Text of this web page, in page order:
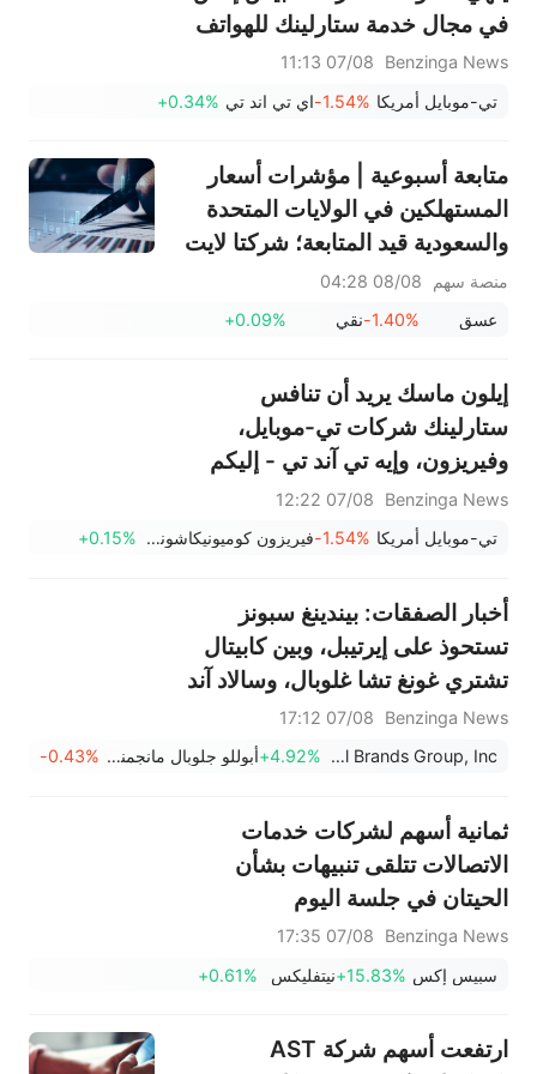
في مجال خدمة ستارلينك للهواتف
المحمولة، بينما تضخ شركة ماسك
مليارات الدولارات في شراء الطيف
Benzinga News
07/08 11:13
تي-موبايل أمريكا -1.54%اي تي اند تي +0.34%
متابعة أسبوعية | مؤشرات أسعار
المستهلكين في الولايات المتحدة
والسعودية قيد المتابعة؛ شركتا لايت
وكور تعلنان عن أرباحهما؛ فعاليات
توزيع الأرباح لشركات سابك أغري-
وسابك (2010)
منصة سهم
08/08 04:28
عسق
-1.40%نقي +0.09%
إيلون ماسك يريد أن تنافس
ستارلينك شركات تي-موبايل،
وفيريزون، وإيه تي آند تي - إليكم
السبب في أن هذا أسهل قولاً من
Benzinga News
07/08 12:22
تي-موبايل أمريكا -1.54% فيريزون كوميونيكاشونس +0.15%
أخبار الصفقات: بيندينغ سبونز
تستحوذ على إيرتيبل، وبين كابيتال
تشتري غونغ تشا غلوبال، وسالاد آند
غو تعلن إفلاسها
Benzinga News
07/08 17:12
Digital Brands Group, Inc.
+4.92% أبوللو جلوبال مانجمنت -0.43%
ثمانية أسهم لشركات خدمات
الاتصالات تتلقى تنبيهات بشأن
الحيتان في جلسة اليوم
Benzinga News
07/08 17:35
سبيس إكس +15.83%نيتفليكس +0.61%
ارتفعت أسهم شركة AST